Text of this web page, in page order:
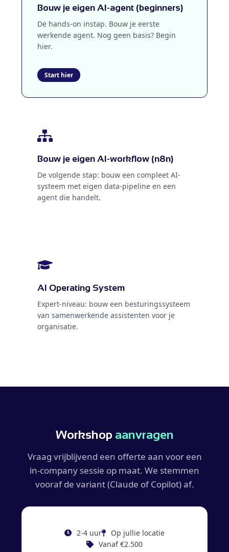
Bouw je eigen AI-agent (beginners)
De hands-on instap. Bouw je eerste
werkende agent. Nog geen basis? Begin
hier.
Bouw je eigen AI-workflow (n8n)
De volgende stap: bouw een compleet AI-
systeem met eigen data-pipeline en een
agent die handelt.
AI Operating System
Expert-niveau: bouw een besturingssysteem
van samenwerkende assistenten voor je
organisatie.
Workshop aanvragen
Vraag vrijblijvend een offerte aan voor een
in-company sessie op maat. We stemmen
vooraf de variant (Claude of Copilot) af.
2-4 uur
Op jullie locatie
Vanaf €2.500